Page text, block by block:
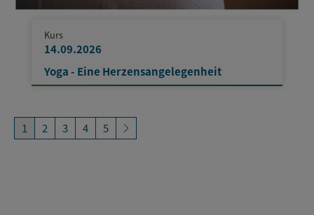
Kurs
14.09.2026
Yoga - Eine Herzensangelegenheit
1 2 3 4 5